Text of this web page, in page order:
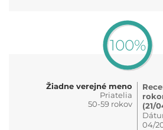
100%
Žiadne verejné meno
Priatelia
50-59 rokov
(21/
04/